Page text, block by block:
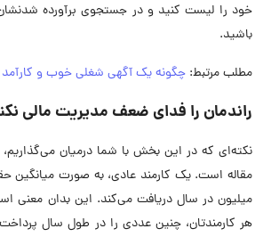
خود را لیست کنید و در جستجوی برآورده
باشید.
مطلب مرتبط: چگونه یک آگهی شغلی خوب و کارآمد
راندمان را فدای ضعف مدیریت مالی
نکته‌ای که در این بخش با شما درمیان
میلیون در سال دریافت می‌کند. این بدان معنی
هر کارمندتان، چنین عددی را در طول سال